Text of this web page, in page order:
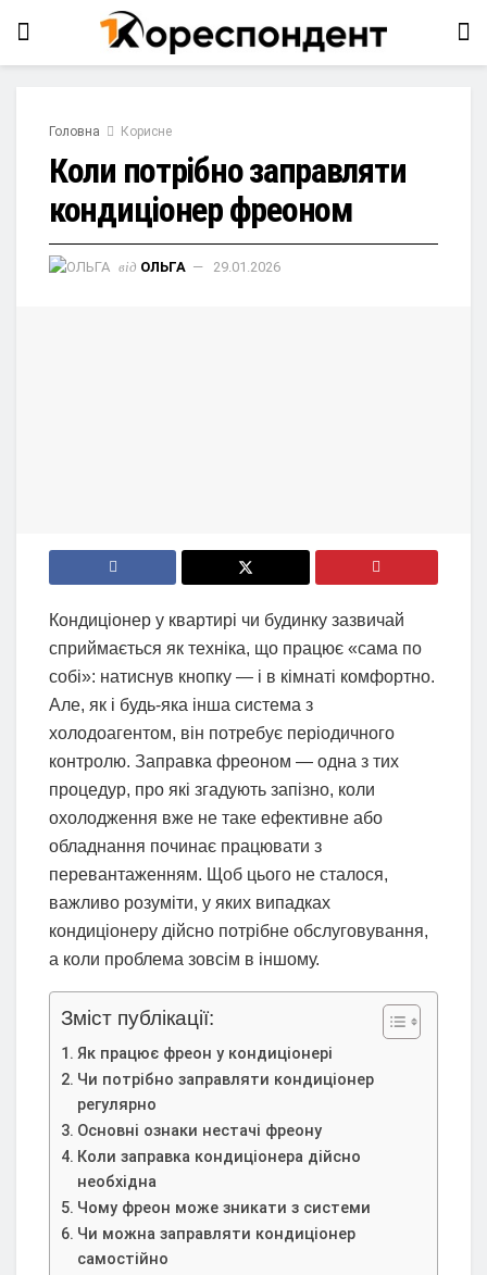
Головна Корисне
Коли потрібно заправляти
кондиціонер фреоном
від ОЛЬГА 29.01.2026
Кондиціонер у квартирі чи будинку зазвичай
сприймається як техніка, що працює «сама по
собі»: натиснув кнопку — і в кімнаті комфортно.
Але, як і будь-яка інша система з
холодоагентом, він потребує періодичного
контролю. Заправка фреоном — одна з тих
процедур, про які згадують запізно, коли
охолодження вже не таке ефективне або
обладнання починає працювати з
перевантаженням. Щоб цього не сталося,
важливо розуміти, у яких випадках
кондиціонеру дійсно потрібне обслуговування,
а коли проблема зовсім в іншому.
Зміст публікації:
Як працює фреон у кондиціонері
Чи потрібно заправляти кондиціонер
регулярно
Основні ознаки нестачі фреону
Коли заправка кондиціонера дійсно
необхідна
Чому фреон може зникати з системи
Чи можна заправляти кондиціонер
самостійно